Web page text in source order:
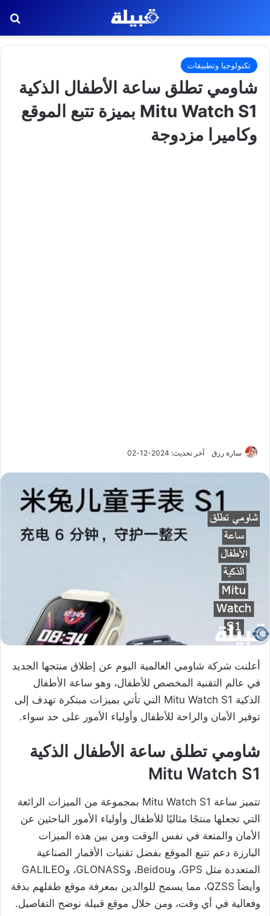
تكنولوجيا وتطبيقات
شاومي تطلق ساعة الأطفال الذكية
Mitu Watch S1 بميزة تتبع الموقع
وكاميرا مزدوجة
سارة رزق آخر تحديث: 2024-12-02
أعلنت شركة شاومي العالمية اليوم عن إطلاق منتجها الجديد
في عالم التقنية المخصص للأطفال، وهو ساعة الأطفال
الذكية Mitu Watch S1 التي تأتي بميزات مبتكرة تهدف إلى
توفير الأمان والراحة للأطفال وأولياء الأمور على حد سواء.
شاومي تطلق ساعة الأطفال الذكية
Mitu Watch S1
تتميز ساعة Mitu Watch S1 بمجموعة من الميزات الرائعة
التي تجعلها منتجًا مثاليًا للأطفال وأولياء الأمور الباحثين عن
الأمان والمتعة في نفس الوقت ومن بين هذه الميزات
البارزة دعم تتبع الموقع بفضل تقنيات الأقمار الصناعية
المتعددة مثل GPS، وBeidou، وGLONASS، وGALILEO
وأيضاً QZSS، مما يسمح للوالدين بمعرفة موقع طفلهم بدقة
وفعالية في أي وقت، ومن خلال موقع قبيلة نوضح التفاصيل.